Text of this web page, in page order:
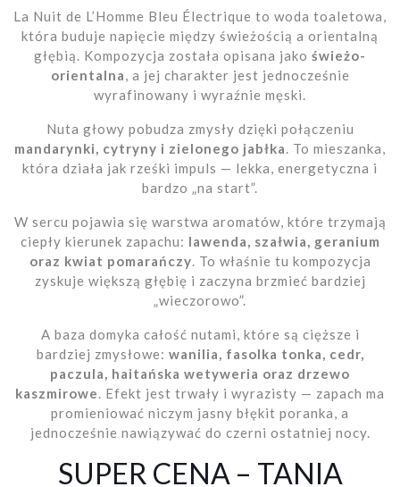
La Nuit de L’Homme Bleu Électrique to woda toaletowa,
która buduje napięcie między świeżością a orientalną
głębią. Kompozycja została opisana jako świeżo-
orientalna , a jej charakter jest jednocześnie
wyrafinowany i wyraźnie męski.
Nuta głowy pobudza zmysły dzięki połączeniu
mandarynki, cytryny i zielonego jabłka
. To mieszanka,
która działa jak rześki impuls — lekka, energetyczna i
bardzo „na start”.
W sercu pojawia się warstwa aromatów, które trzymają
ciepły kierunek zapachu: lawenda, szałwia, geranium
oraz kwiat pomarańczy . To właśnie tu kompozycja
zyskuje większą głębię i zaczyna brzmieć bardziej
„wieczorowo”.
A baza domyka całość nutami, które są cięższe i
bardziej zmysłowe: wanilia, fasolka tonka, cedr,
paczula, haitańska wetyweria oraz drzewo
kaszmirowe
. Efekt jest trwały i wyrazisty — zapach ma
promieniować niczym jasny błękit poranka, a
jednocześnie nawiązywać do czerni ostatniej nocy.
SUPER CENA – TANIA